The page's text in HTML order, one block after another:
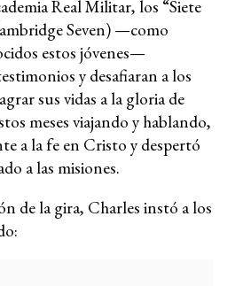
Real Militar, los “Siete
Seven) —como
estos jóvenes—
y desafiaran a los
sus vidas a la gloria de
meses viajando y hablando,
a la fe en Cristo y despertó
a las misiones.
de la gira, Charles instó a los